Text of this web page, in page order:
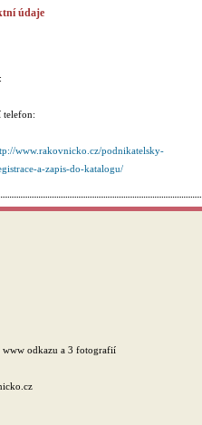
údaje
www.rakovnicko.cz/podnikatelsky-
a-zapis-do-katalogu/
www odkazu a 3 fotografií